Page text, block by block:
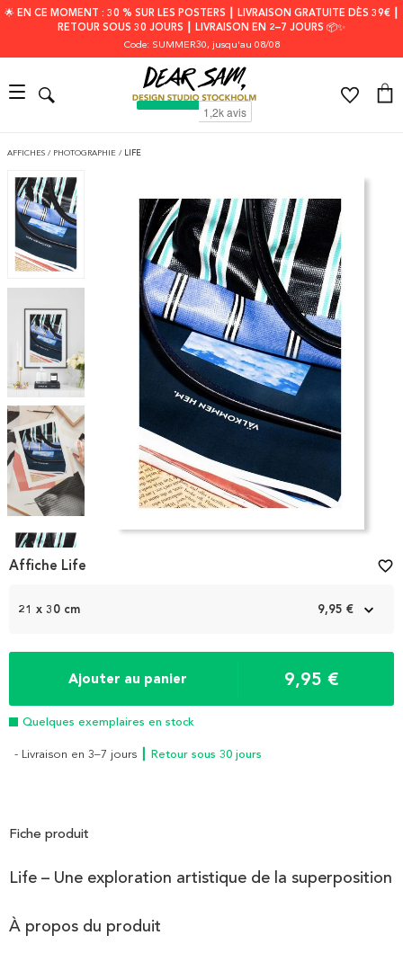
🌟 EN CE MOMENT : 30 % SUR LES POSTERS ┃ LIVRAISON GRATUITE DÈS 39€ ┃
RETOUR SOUS 30 JOURS ┃ LIVRAISON EN 2–7 JOURS 📦✨
Code: SUMMER30, jusqu'au 08/08
AFFICHES / PHOTOGRAPHIE / LIFE
1
21 x 30 cm 9,95 €
Ajouter au panier 9,95 €
Quelques exemplaires en stock
- Livraison en 3–7 jours ┃ Retour sous 30 jours
Affiche Life favorite_border
Fiche produit
Life – Une exploration artistique de la superposition
À propos du produit